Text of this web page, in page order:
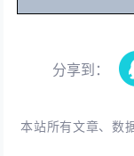
分享到：
本站所有文章、数